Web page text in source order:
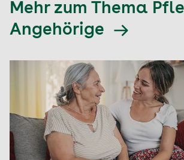
Mehr zum Thema
Angehörige